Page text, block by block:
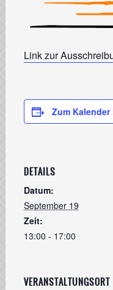
Link zur
Zum
DETAILS
Datum:
September 19
Zeit:
13:00 - 17:00
VERANSTALTUNGSORT